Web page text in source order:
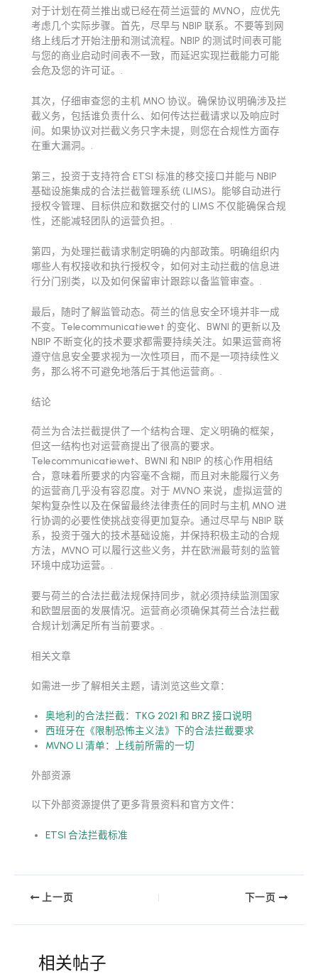
对于计划在荷兰推出或已经在荷兰运营的 MVNO，应优先
考虑几个实际步骤。首先，尽早与 NBIP 联系。不要等到网
络上线后才开始注册和测试流程。NBIP 的测试时间表可能
与您的商业启动时间表不一致，而延迟实现拦截能力可能
会危及您的许可证。.
其次，仔细审查您的主机 MNO 协议。确保协议明确涉及拦
截义务，包括谁负责什么、如何传达拦截请求以及响应时
间。如果协议对拦截义务只字未提，则您在合规性方面存
在重大漏洞。.
第三，投资于支持符合 ETSI 标准的移交接口并能与 NBIP
基础设施集成的合法拦截管理系统 (LIMS)。能够自动进行
授权令管理、目标供应和数据交付的 LIMS 不仅能确保合规
性，还能减轻团队的运营负担。.
第四，为处理拦截请求制定明确的内部政策。明确组织内
哪些人有权接收和执行授权令，如何对主动拦截的信息进
行分门别类，以及如何保留审计跟踪以备监管审查。.
最后，随时了解监管动态。荷兰的信息安全环境并非一成
不变。Telecommunicatiewet 的变化、BWNI 的更新以及
NBIP 不断变化的技术要求都需要持续关注。如果运营商将
遵守信息安全要求视为一次性项目，而不是一项持续性义
务，那么将不可避免地落后于其他运营商。.
结论
荷兰为合法拦截提供了一个结构合理、定义明确的框架，
但这一结构也对运营商提出了很高的要求。
Telecommunicatiewet、BWNI 和 NBIP 的核心作用相结
合，意味着所要求的内容毫不含糊，而且对未能履行义务
的运营商几乎没有容忍度。对于 MVNO 来说，虚拟运营的
架构复杂性以及在保留最终法律责任的同时与主机 MNO 进
行协调的必要性使挑战变得更加复杂。通过尽早与 NBIP 联
系，投资于强大的技术基础设施，并保持积极主动的合规
方法，MVNO 可以履行这些义务，并在欧洲最苛刻的监管
环境中成功运营。.
要与荷兰的合法拦截法规保持同步，就必须持续监测国家
和欧盟层面的发展情况。运营商必须确保其荷兰合法拦截
合规计划满足所有当前要求。.
相关文章
如需进一步了解相关主题，请浏览这些文章：
奥地利的合法拦截：TKG 2021 和 BRZ 接口说明
西班牙在《限制恐怖主义法》下的合法拦截要求
MVNO LI 清单：上线前所需的一切
外部资源
以下外部资源提供了更多背景资料和官方文件：
ETSI 合法拦截标准
上一页 下一页
相关帖子